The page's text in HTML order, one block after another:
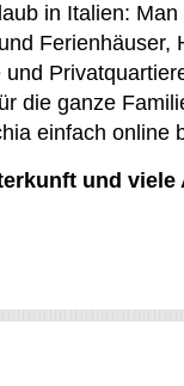
in Italien:
die ganze
einfach online
und